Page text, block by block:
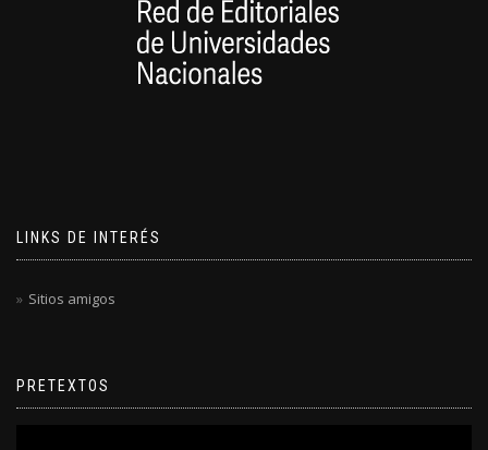
LINKS DE INTERÉS
Sitios amigos
PRETEXTOS